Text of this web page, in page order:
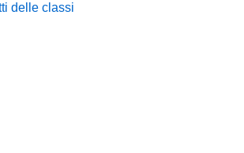
delle classi